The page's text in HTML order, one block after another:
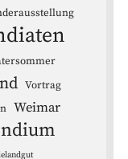
Vortrag
Weimar